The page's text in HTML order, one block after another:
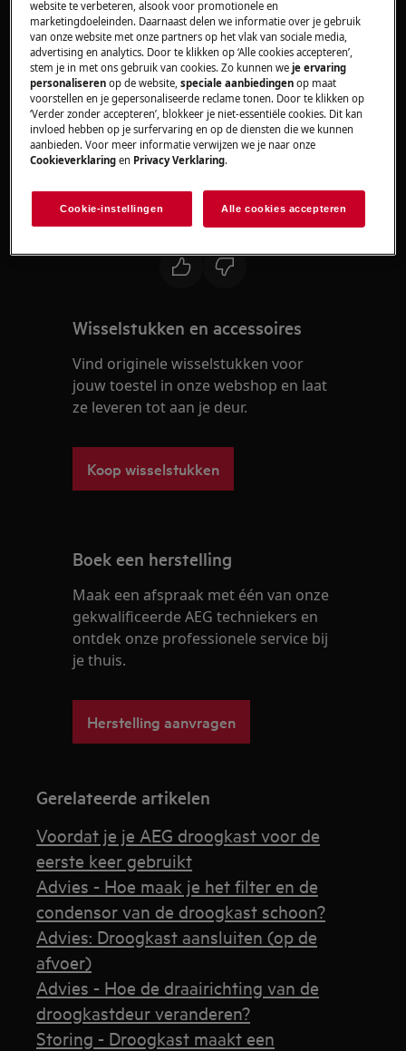
Droger
Oplossing
Neem contact op met onze servicedienst
voor een afspraak.
Wanneer de bovenstaande suggesties het
een bezoek van een technicus aan te vragen.
Was dit artikel nuttig?
Wisselstukken en accessoires
Vind originele wisselstukken voor
jouw toestel in onze webshop en laat
ze leveren tot aan je deur.
Koop wisselstukken
Boek een herstelling
Maak een afspraak met één van onze
gekwalificeerde AEG techniekers en
ontdek onze professionele service bij
je thuis.
Herstelling aanvragen
Gerelateerde artikelen
Voordat je je AEG droogkast voor de
eerste keer gebruikt
Advies - Hoe maak je het filter en de
condensor van de droogkast schoon?
Advies: Droogkast aansluiten (op de
afvoer)
Advies - Hoe de draairichting van de
droogkastdeur veranderen?
Storing - Droogkast maakt een
website te verbeteren, alsook voor promotionele en
marketingdoeleinden. Daarnaast delen we informatie over je gebruik
van onze website met onze partners op het vlak van sociale media,
advertising en analytics. Door te klikken op ‘Alle cookies accepteren’,
stem je in met ons gebruik van cookies. Zo kunnen weje ervaring
personaliseren op de website,speciale aanbiedingen op maat
voorstellen en je gepersonaliseerde reclame tonen. Door te klikken op
‘Verder zonder accepteren’, blokkeer je niet-essentiële cookies. Dit kan
invloed hebben op je surfervaring en op de diensten die we kunnen
aanbieden. Voor meer informatie verwijzen we je naar onze
Cookieverklaring en Privacy Verklaring.
Cookie-instellingen Alle cookies accepteren